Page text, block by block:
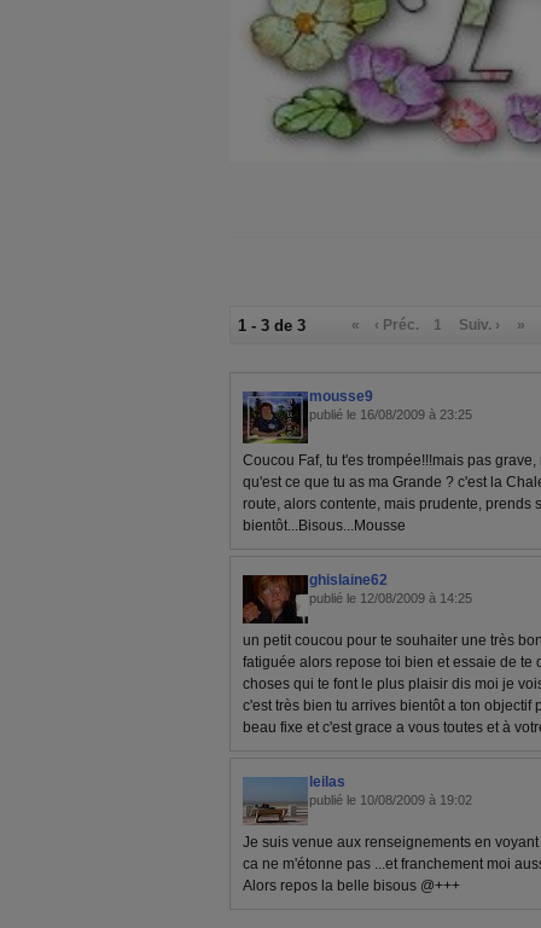
1 - 3 de 3 « ‹ Préc. 1 Suiv. › »
mousse9
publié le 16/08/2009 à 23:25
Coucou Faf, tu t'es trompée!!!mais pas
qu'est ce que tu as ma Grande ? c'est la
route, alors contente, mais prudente, prends
bientôt...Bisous...Mousse
ghislaine62
publié le 12/08/2009 à 14:25
un petit coucou pour te souhaiter une très
fatiguée alors repose toi bien et essaie de te
choses qui te font le plus plaisir dis moi je
c'est très bien tu arrives bientôt a ton objectif
beau fixe et c'est grace a vous toutes et à
leilas
publié le 10/08/2009 à 19:02
Je suis venue aux renseignements en
ca ne m'étonne pas ...et franchement moi
Alors repos la belle bisous @+++